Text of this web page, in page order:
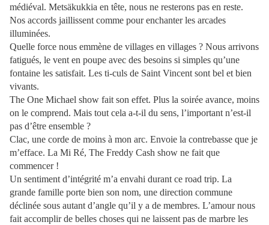
médiéval. Metsäkukkia en tête, nous ne resterons pas en reste.
Nos accords jaillissent comme pour enchanter les arcades
illuminées.
Quelle force nous emmène de villages en villages ? Nous arrivons
fatigués, le vent en poupe avec des besoins si simples qu’une
fontaine les satisfait. Les ti-culs de Saint Vincent sont bel et bien
vivants.
The One Michael show fait son effet. Plus la soirée avance, moins
on le comprend. Mais tout cela a-t-il du sens, l’important n’est-il
pas d’être ensemble ?
Clac, une corde de moins à mon arc. Envoie la contrebasse que je
m’efface. La Mi Ré, The Freddy Cash show ne fait que
commencer !
Un sentiment d’intégrité m’a envahi durant ce road trip. La
grande famille porte bien son nom, une direction commune
déclinée sous autant d’angle qu’il y a de membres. L’amour nous
fait accomplir de belles choses qui ne laissent pas de marbre les